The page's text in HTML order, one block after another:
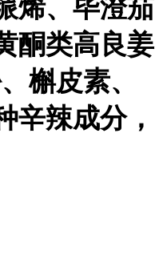
烯、毕澄茄
酮类高良姜
槲皮素、
辛辣成分，